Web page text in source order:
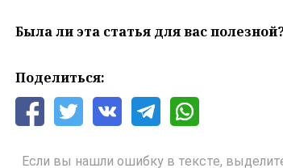
Была ли эта статья для вас
Поделиться:
Если вы нашли ошибку в тексте,